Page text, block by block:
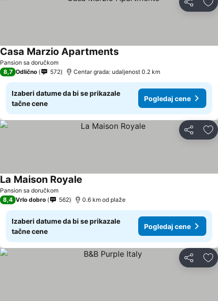
Deli
Pansion sa doručkom
Casa Marzio Apartments
8,7 Odlično 572 Centar grada: udaljenost 0.2 km
Izaberi datume da bi se prikazale
tačne cene
Pogledaj cene
Deli
Pansion sa doručkom
La Maison Royale
8,4 Vrlo dobro 562 0.6 km od plaže
Izaberi datume da bi se prikazale
tačne cene
Pogledaj cene
Deli